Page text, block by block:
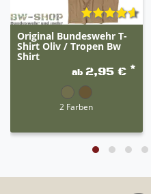
Original Bundeswehr T-
Shirt Oliv / Tropen Bw
Shirt
ab 2,95 € *
2 Farben